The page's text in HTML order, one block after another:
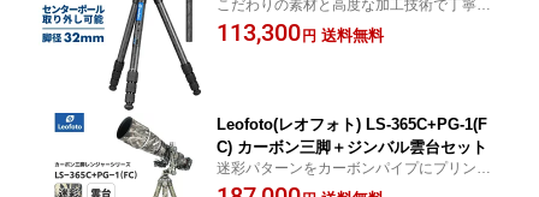
最大脚径32mm｜4段｜3/8,1/4インチ対
応］
こだわりの素材と高度な加工技術で丁寧に
製作したフラッグシップモデル。センター
ポール着脱可能
113,300 円 送料無料
Leofoto(レオフォト) LS-365C+PG-1(F
C) カーボン三脚＋ジンバル雲台セット
迷彩パターンをカーボンパイプにプリント
したモデル。表面は透明フィルムで頑丈に